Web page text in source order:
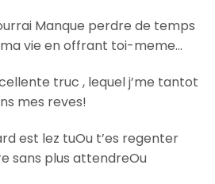
Manque perdre de temps
vie en offrant toi-meme…
truc , lequel j’me tantot
mes reves!
est lez tuOu t’es regenter
sans plus attendreOu